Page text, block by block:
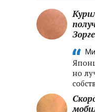
Зорге
но